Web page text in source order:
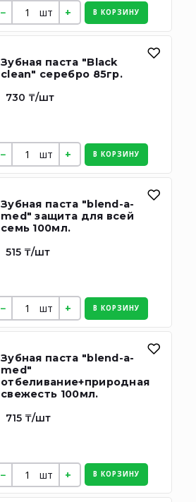
шт В КОРЗИНУ
Зубная паста "Black
clean" серебро 85гр.
730 ₸/шт
шт В КОРЗИНУ
Зубная паста "blend-a-
med" защита для всей
семь 100мл.
515 ₸/шт
шт В КОРЗИНУ
Зубная паста "blend-a-
med"
отбеливание+природная
свежесть 100мл.
715 ₸/шт
шт В КОРЗИНУ